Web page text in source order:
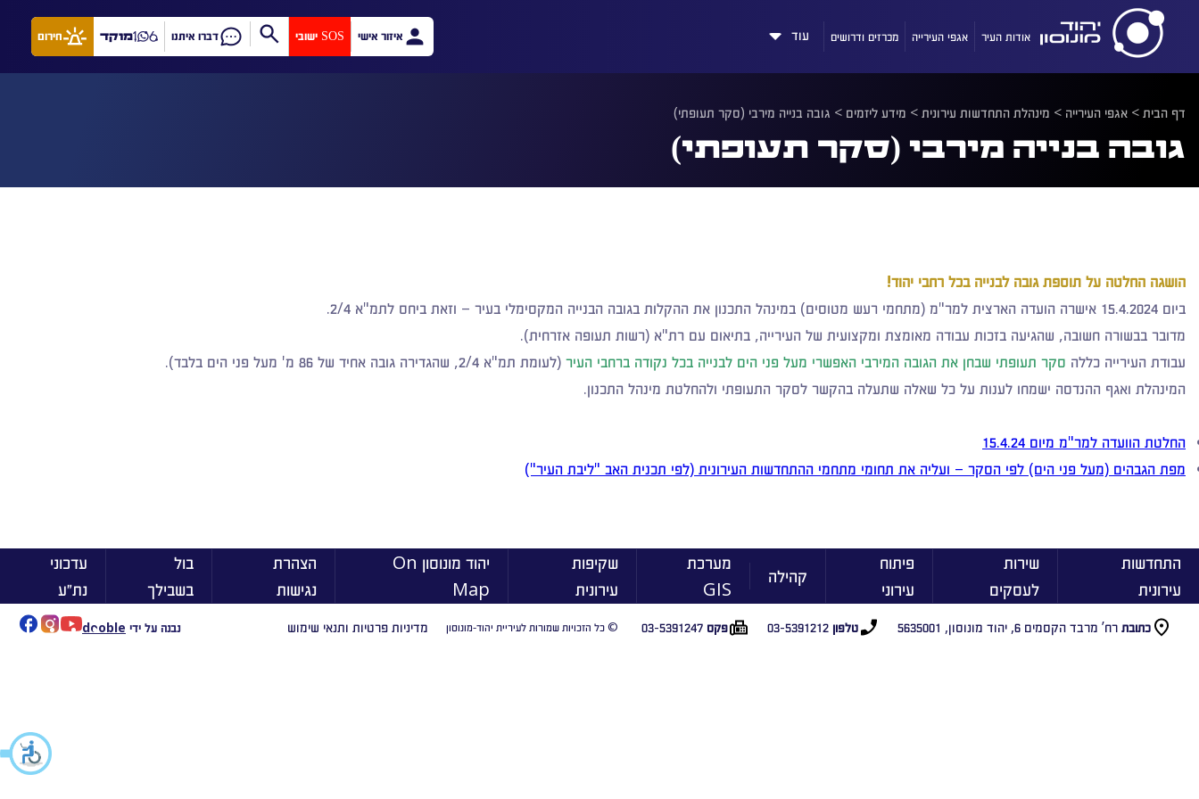
אודות העיר אגפי העירייה מכרזים ודרושים עוד איזור אישי SOS ישובי דברו איתנו מוקד חירום
דף הבית> אגפי העירייה > מינהלת התחדשות עירונית> מידע ליזמים > גובה בנייה מירבי (סקר תעופתי)
גובה בנייה מירבי (סקר תעופתי)
הושגה החלטה על תוספת גובה לבנייה בכל רחבי יהוד!
ביום 15.4.2024 אישרה הועדה הארצית למר"מ (מתחמי רעש מטוסים) במינהל התכנון את ההקלות בגובה הבנייה המקסימלי בעיר – וזאת ביחס לתמ"א 2/4.
מדובר בבשורה חשובה, שהגיעה בזכות עבודה מאומצת ומקצועית של העירייה, בתיאום עם רת"א (רשות תעופה אזרחית).
עבודת העירייה כללה סקר תעופתי שבחן את הגובה המירבי האפשרי מעל פני הים לבנייה בכל נקודה ברחבי העיר (לעומת תמ"א 2/4, שהגדירה גובה אחיד של 86 מ' מעל פני הים בלבד).
המינהלת ואגף ההנדסה ישמחו לענות על כל שאלה שתעלה בהקשר לסקר התעופתי ולהחלטת מינהל התכנון.
החלטת הוועדה למר"מ מיום 15.4.24
מפת הגבהים (מעל פני הים) לפי הסקר – ועליה את תחומי מתחמי ההתחדשות העירונית (לפי תכנית האב "ליבת העיר")
התחדשות
עירונית
שירות
לעסקים
פיתוח
עירוני
קהילה
מערכת
GIS
שקיפות
עירונית
יהוד מונוסון On
Map
הצהרת
נגישות
בול
בשבילך
עדכוני
נת״ע
כתובת רח’ מרבד הקסמים 6, יהוד מונוסון, 5635001 טלפון 03-5391212 פקס 03-5391247 © כל הזכויות שמורות לעיריית יהוד-מונוסון מדיניות פרטיות ותנאי שימוש נבנה על ידי dooble